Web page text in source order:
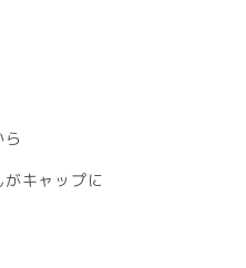
キャップに